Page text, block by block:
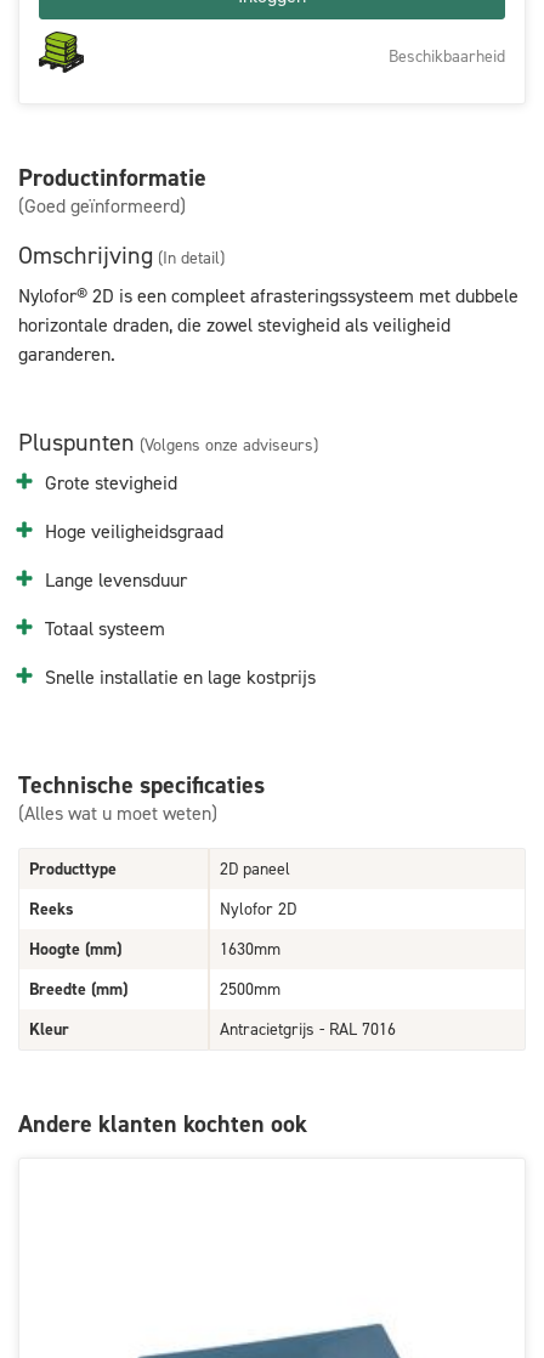
Beschikbaarheid
Productinformatie
(Goed geïnformeerd)
Omschrijving (In detail)
Nylofor® 2D is een compleet afrasteringssysteem met dubbele
horizontale draden, die zowel stevigheid als veiligheid
garanderen.
Pluspunten (Volgens onze adviseurs)
Grote stevigheid
Hoge veiligheidsgraad
Lange levensduur
Totaal systeem
Snelle installatie en lage kostprijs
Technische specificaties
(Alles wat u moet weten)
Producttype
2D paneel
Reeks
Nylofor 2D
Hoogte (mm)
1630mm
Breedte (mm)
2500mm
Kleur
Antracietgrijs - RAL 7016
Andere klanten kochten ook